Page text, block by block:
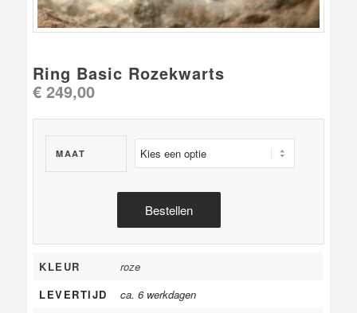
Ring Basic Rozekwarts
€ 249,00
MAAT
Bestellen
KLEUR
roze
LEVERTIJD
ca. 6 werkdagen